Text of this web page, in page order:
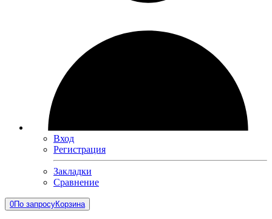
Вход
Регистрация
Закладки
Сравнение
0По запросуКорзина